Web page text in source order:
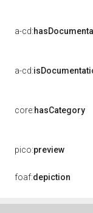
a-cd:
a-cd:
core:hasCategory
pico:preview
foaf:depiction